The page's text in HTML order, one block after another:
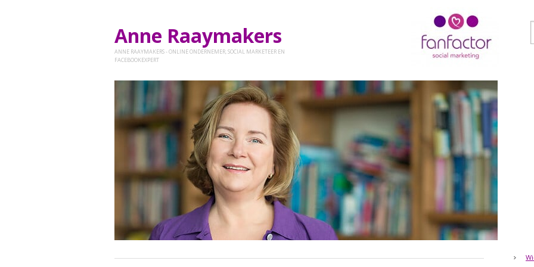
Anne Raaymakers
ANNE RAAYMAKERS - ONLINE ONDERNEMER, SOCIAL MARKETEER EN
FACEBOOKEXPERT